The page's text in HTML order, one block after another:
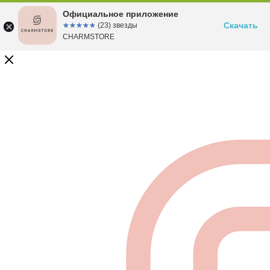
Официальное приложение
☆☆☆☆☆
★★★★★ (23) звезды
CHARMSTORE
Скачать